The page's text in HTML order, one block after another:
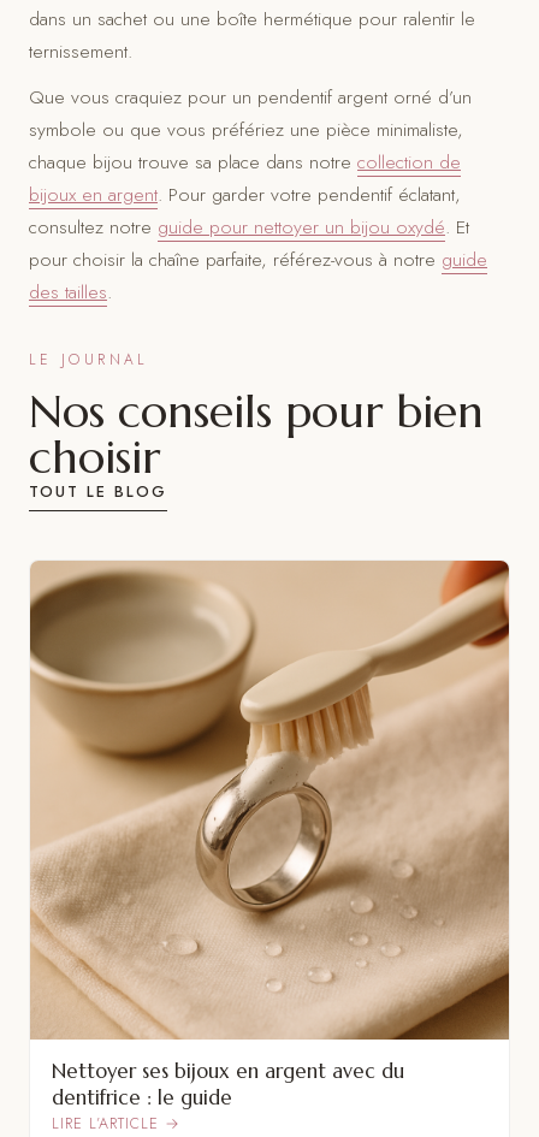
dans un sachet ou une boîte hermétique pour ralentir le
ternissement.
Que vous craquiez pour un pendentif argent orné d’un
symbole ou que vous préfériez une pièce minimaliste,
chaque bijou trouve sa place dans notre collection de
bijoux en argent. Pour garder votre pendentif éclatant,
consultez notre guide pour nettoyer un bijou oxydé. Et
pour choisir la chaîne parfaite, référez-vous à notre guide
des tailles.
LE JOURNAL
Nos conseils pour bien
choisir
TOUT LE BLOG
Nettoyer ses bijoux en argent avec du
dentifrice : le guide
LIRE L’ARTICLE →